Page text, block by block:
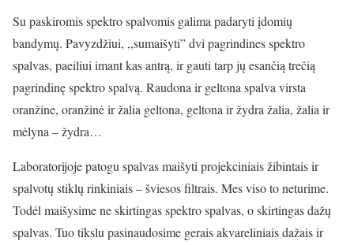
Su paskiromis spektro spalvomis galima padaryti įdomių
bandymų. Pavyzdžiui, ,,sumaišyti” dvi pagrindines spektro
spalvas, paeiliui imant kas antrą, ir gauti tarp jų esančią trečią
pagrindinę spektro spalvą. Raudona ir geltona spalva virsta
oranžine, oranžinė ir žalia geltona, geltona ir žydra žalia, žalia ir
mėlyna – žydra…
Laboratorijoje patogu spalvas maišyti projekciniais žibintais ir
spalvotų stiklų rinkiniais – šviesos filtrais. Mes viso to neturime.
Todėl maišysime ne skirtingas spektro spalvas, o skirtingas dažų
spalvas. Tuo tikslu pasinaudosime gerais akvareliniais dažais ir